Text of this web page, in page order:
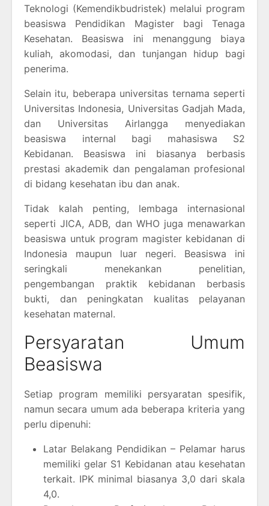
Teknologi (Kemendikbudristek) melalui program
beasiswa Pendidikan Magister bagi Tenaga
Kesehatan. Beasiswa ini menanggung biaya
kuliah, akomodasi, dan tunjangan hidup bagi
penerima.
Selain itu, beberapa universitas ternama seperti
Universitas Indonesia, Universitas Gadjah Mada,
dan Universitas Airlangga menyediakan
beasiswa internal bagi mahasiswa S2
Kebidanan. Beasiswa ini biasanya berbasis
prestasi akademik dan pengalaman profesional
di bidang kesehatan ibu dan anak.
Tidak kalah penting, lembaga internasional
seperti JICA, ADB, dan WHO juga menawarkan
beasiswa untuk program magister kebidanan di
Indonesia maupun luar negeri. Beasiswa ini
seringkali menekankan penelitian,
pengembangan praktik kebidanan berbasis
bukti, dan peningkatan kualitas pelayanan
kesehatan maternal.
Persyaratan Umum
Beasiswa
Setiap program memiliki persyaratan spesifik,
namun secara umum ada beberapa kriteria yang
perlu dipenuhi:
Latar Belakang Pendidikan – Pelamar harus
memiliki gelar S1 Kebidanan atau kesehatan
terkait. IPK minimal biasanya 3,0 dari skala
4,0.